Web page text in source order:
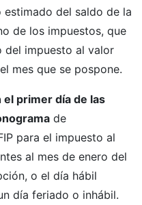
del saldo de la
de los impuestos, que
del impuesto al valor
mes que se pospone.
el primer día de las
de
para el impuesto al
al mes de enero del
o el día hábil
día feriado o inhábil.